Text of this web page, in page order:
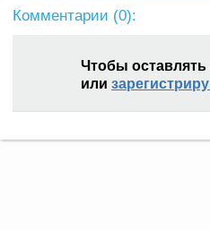
Комментарии (0):
Чтобы
или